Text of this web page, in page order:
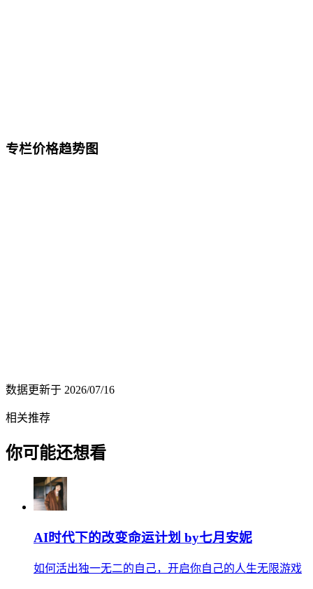
专栏价格趋势图
数据更新于 2026/07/16
相关推荐
你可能还想看
AI时代下的改变命运计划 by七月安妮
如何活出独一无二的自己，开启你自己的人生无限游戏